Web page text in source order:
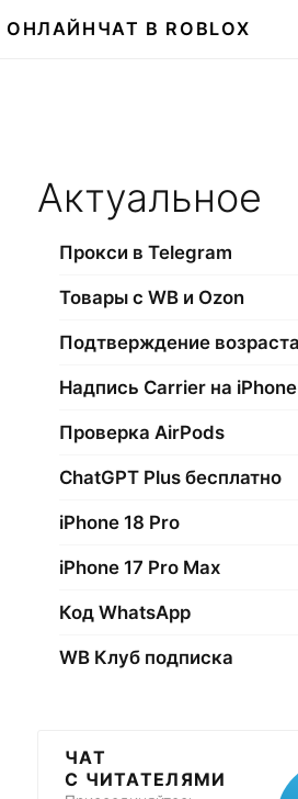
ОНЛАЙН ЧАТ В ROBLOX
Актуальное
Прокси в Telegram
Товары с WB и Ozon
Надпись Carrier на iPhone
Проверка AirPods
ChatGPT Plus бесплатно
iPhone 18 Pro
iPhone 17 Pro Max
Код WhatsApp
WB Клуб подписка
ЧАТ
С ЧИТАТЕЛЯМИ